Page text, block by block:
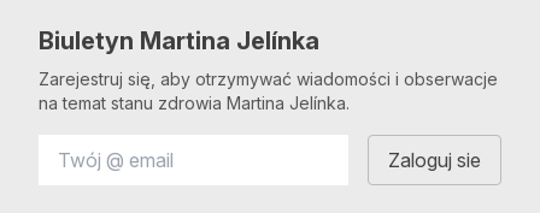
Biuletyn Martina Jelínka
Zarejestruj się, aby otrzymywać wiadomości i obserwacje
na temat stanu zdrowia Martina Jelínka.